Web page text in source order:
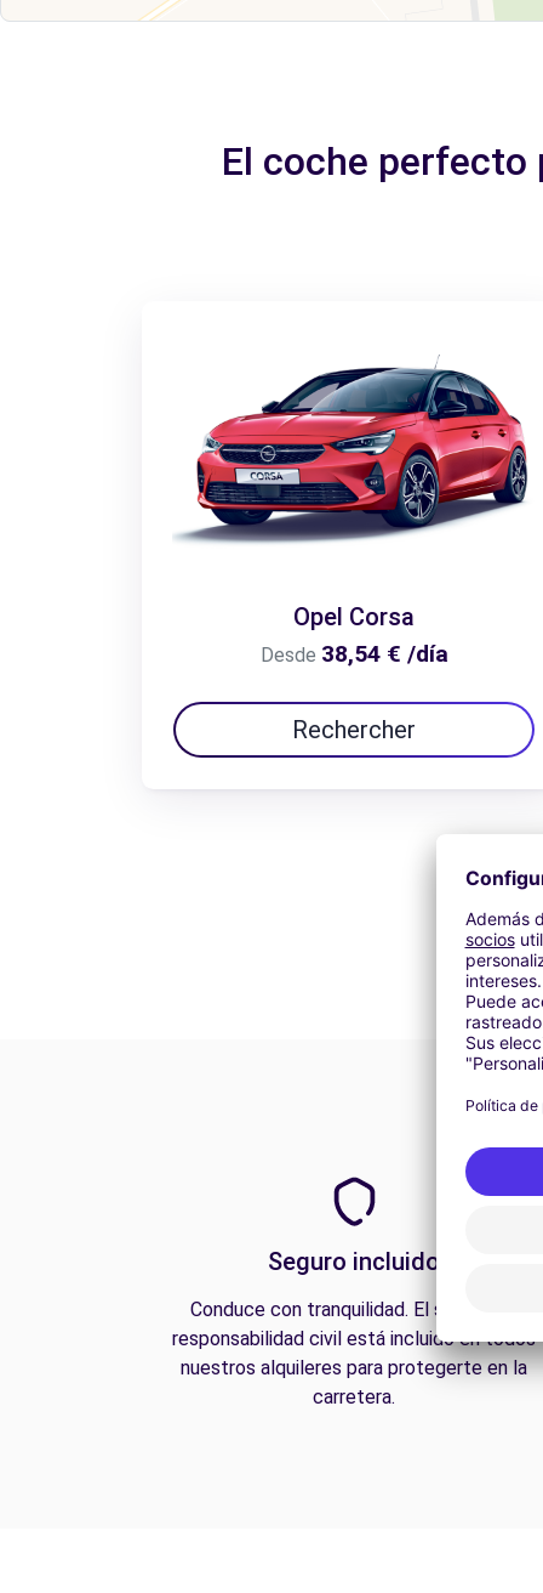
El coche perfecto
Opel Corsa
Desde 38,54 € /día
Rechercher
Seguro incluido
Conduce con tranquilidad. El seguro de
responsabilidad civil está incluido en todos
nuestros alquileres para protegerte en la
carretera.